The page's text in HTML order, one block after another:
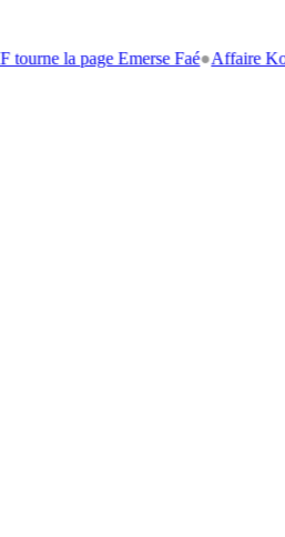
Emerse Faé●Affaire Koumassi